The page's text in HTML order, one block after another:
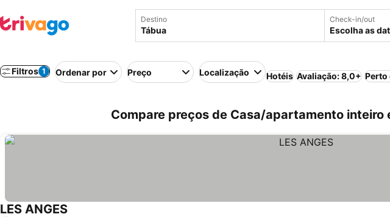
Destino Check-in/out
Escolha as
Filtros 1 Ordenar por Preço Localização Hotéis Avaliação: 8,0+ Perto
Compare preços de Casa/apartamento inteiro
LES ANGES